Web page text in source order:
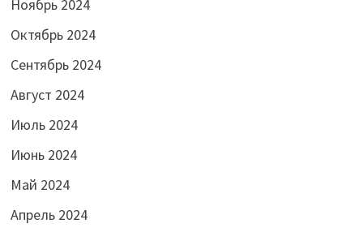
Ноябрь 2024
Октябрь 2024
Сентябрь 2024
Август 2024
Июль 2024
Июнь 2024
Май 2024
Апрель 2024